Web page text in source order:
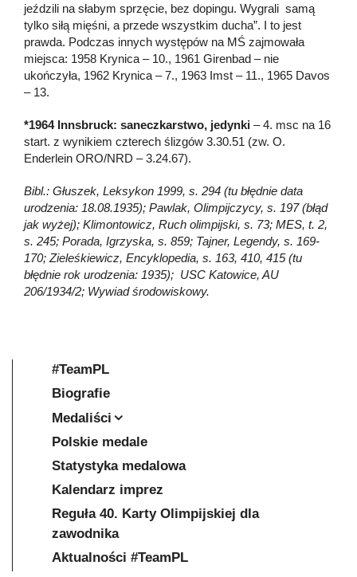
jeździli na słabym sprzęcie, bez dopingu. Wygrali samą
tylko siłą mięśni, a przede wszystkim ducha”. I to jest
prawda. Podczas innych występów na MŚ zajmowała
miejsca: 1958 Krynica – 10., 1961 Girenbad – nie
ukończyła, 1962 Krynica – 7., 1963 Imst – 11., 1965 Davos
– 13.
*1964 Innsbruck: saneczkarstwo, jedynki – 4. msc na 16
start. z wynikiem czterech ślizgów 3.30.51 (zw. O.
Enderlein ORO/NRD – 3.24.67).
Bibl.: Głuszek, Leksykon 1999, s. 294 (tu błędnie data
urodzenia: 18.08.1935); Pawlak, Olimpijczycy, s. 197 (błąd
jak wyżej); Klimontowicz, Ruch olimpijski, s. 73; MES, t. 2,
s. 245; Porada, Igrzyska, s. 859; Tajner, Legendy, s. 169-
170; Zieleśkiewicz, Encyklopedia, s. 163, 410, 415 (tu
błędnie rok urodzenia: 1935); USC Katowice, AU
206/1934/2; Wywiad środowiskowy.
#TeamPL
Biografie
Medaliści
Polskie medale
Statystyka medalowa
Kalendarz imprez
Reguła 40. Karty Olimpijskiej dla
zawodnika
Aktualności #TeamPL